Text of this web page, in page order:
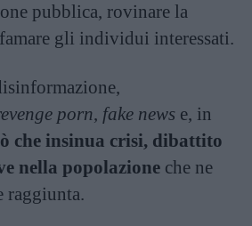
pubblica, rovinare la
gli individui interessati.
porn, fake news e, in
che insinua crisi, dibattito
nella popolazione che ne
raggiunta.